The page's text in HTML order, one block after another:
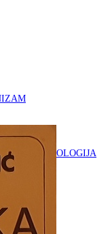
ANTROPOLOGIJA